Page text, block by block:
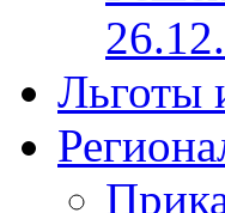
Льготы